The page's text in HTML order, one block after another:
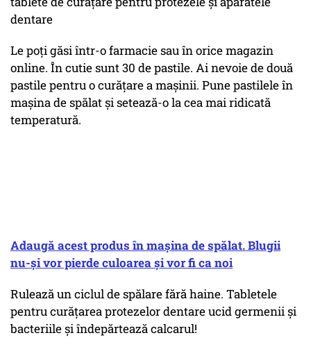
dentare
Le poți găsi într-o farmacie sau în orice magazin
online. În cutie sunt 30 de pastile. Ai nevoie de două
pastile pentru o curățare a mașinii. Pune pastilele în
mașina de spălat și setează-o la cea mai ridicată
temperatură.
Adaugă acest produs în mașina de spălat. Blugii
nu-și vor pierde culoarea și vor fi ca noi
Rulează un ciclul de spălare fără haine. Tabletele
pentru curățarea protezelor dentare ucid germenii și
bacteriile și îndepărtează calcarul!